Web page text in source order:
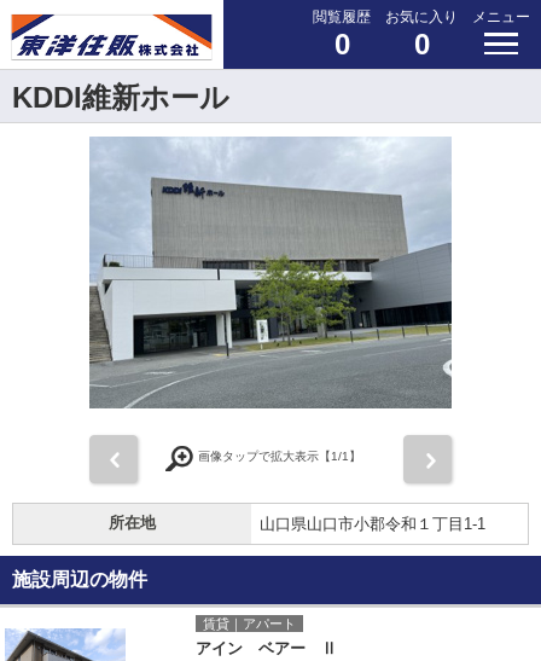
閲覧履歴
0
お気に入り
0
メニュー
KDDI維新ホール
画像タップで拡大表示【1/1】
所在地 山口県山口市小郡令和１丁目1-1
施設周辺の物件
賃貸｜アパート
アイン ベアー Ⅱ